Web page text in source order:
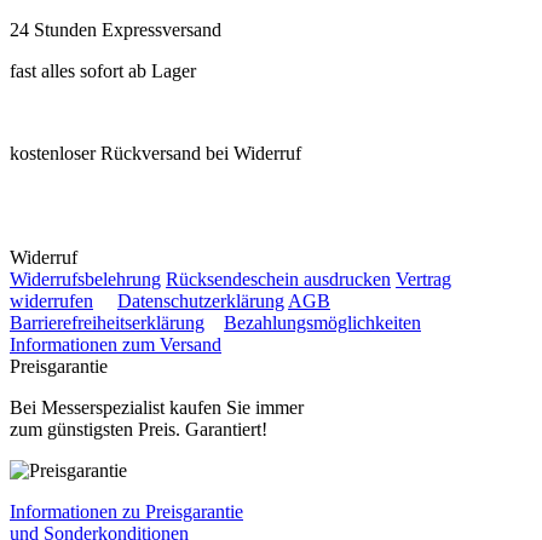
24 Stunden Expressversand
fast alles sofort ab Lager
kostenloser Rückversand bei Widerruf
Widerruf
Widerrufsbelehrung Rücksendeschein ausdrucken Vertrag
widerrufen
Datenschutzerklärung AGB
Barrierefreiheitserklärung
Bezahlungsmöglichkeiten
Informationen zum Versand
Preisgarantie
Bei Messerspezialist kaufen Sie immer
zum günstigsten Preis. Garantiert!
Informationen zu Preisgarantie
und Sonderkonditionen